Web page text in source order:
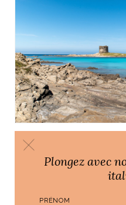
CONSEILS POUR VOTRE VOYAGE
Nouvelle saga
nature et traditions
Plongez avec